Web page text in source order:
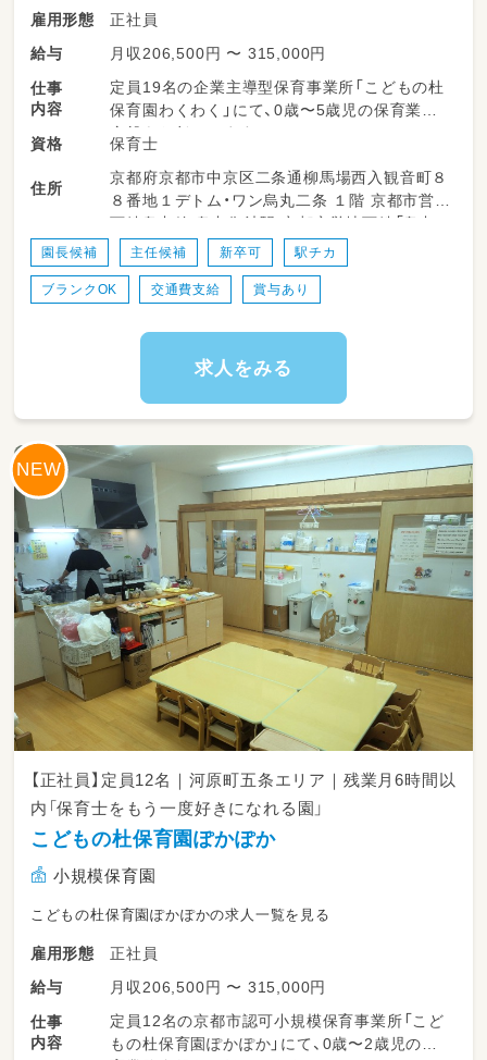
雇用形態
正社員
給与
月収206,500円 〜 315,000円
仕事
内容
定員19名の企業主導型保育事業所「こどもの杜
保育園わくわく」にて、0歳〜5歳児の保育業務
全般をお任せします。
小規模園でありながら、乳児期から幼児期まで
継続して一人の成長を長い時間軸で見守れるの
が大きな魅力です。
【具体的な1日の流れ（一例）】
・07:30～ 登園受け入れ、自由遊びのサポート
・09:30～ 朝の集まり（お名前呼び、お歌）、朝の
・10:00～ お散歩（近隣の公園・図書館など）や季
節の制作活動
・12:30～ お昼寝（職員は交代でしっかり60分
・15:30～ おやつ補助、お片付け
・16:00～ 帰りの集まり、お迎えまでの自由遊
び、おもちゃの消毒
・17:30～ 順次お迎え（保護者の方へその日の様
子をお伝えします）
・19:30 最後の園児を見送り、全員退園後に片付
けをして退勤
【ここがポイント：私たちの「こども時間」の保
育】
決められたスケジュールを優先するのではな
く、その日のこどもたちの気分や体調、興味に合
わせて保育を組み立てています。
「今日は外に行きたい子」と「中でじっくり遊び
たい子」に分かれて活動することもあります。
こどもの「やってみたい」を何より大切にする環
境です。
資格 保育士
住所
京都府京都市中京区二条通柳馬場西入観音町８
８番地１デトム・ワン烏丸二条 １階 京都市営地
下鉄烏丸線 烏丸御池駅 京都市営地下鉄「烏丸
御池」駅から徒歩５分 京都市営地下鉄東西線
京都市役所前駅 京都市営バス「京都市役所前」
バス停から徒歩９分
園長候補 主任候補 新卒可 駅チカ
ブランクOK 交通費支給 賞与あり
求人をみる
【正社員】定員12名｜河原町五条エリア｜残業月6時間以
内「保育士をもう一度好きになれる園」
こどもの杜保育園ぽかぽか
小規模保育園
こどもの杜保育園ぽかぽかの求人一覧を見る
雇用形態
正社員
給与
月収206,500円 〜 315,000円
仕事
内容
定員12名の京都市認可小規模保育事業所「こど
もの杜保育園ぽかぽか」にて、0歳〜2歳児の保